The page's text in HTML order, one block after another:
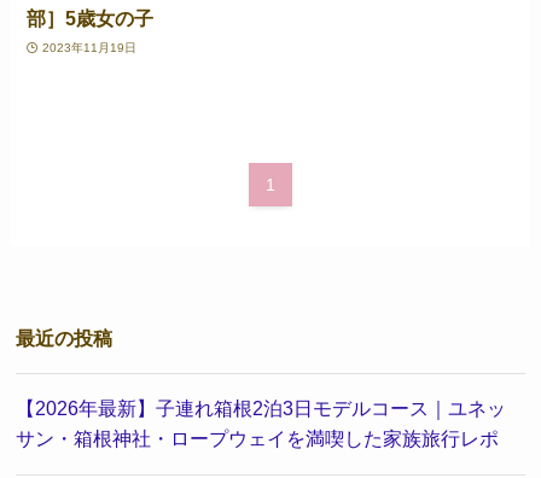
部］5歳女の子
2023年11月19日
1
最近の投稿
【2026年最新】子連れ箱根2泊3日モデルコース｜ユネッ
サン・箱根神社・ロープウェイを満喫した家族旅行レポ